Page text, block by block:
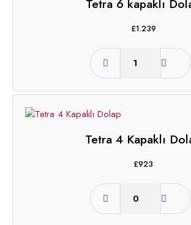
Tetra 6 kapaklı
£1.239
Tetra 4 Kapaklı
£923